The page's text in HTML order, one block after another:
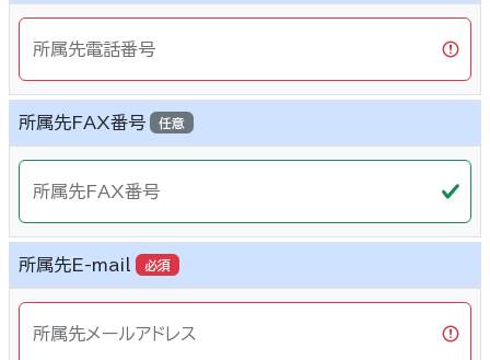
所属先電話番号
所属先FAX番号 任意
所属先FAX番号
所属先E-mail 必須
所属先メールアドレス